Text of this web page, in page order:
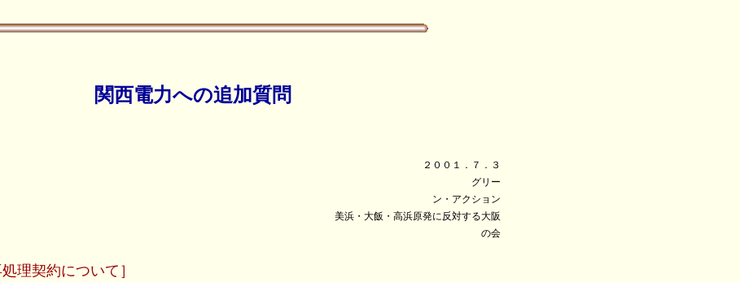
関西電力への追加質問
２００１．７．３
リー
ン・アクション
飯・高浜原発に反対する大阪
の会
理契約について］